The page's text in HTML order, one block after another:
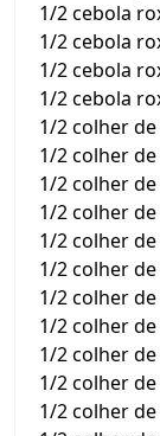
1/2 cebola
1/2 cebola
1/2 cebola
1/2 cebola
1/2 colher
1/2 colher
1/2 colher
1/2 colher
1/2 colher
1/2 colher
1/2 colher
1/2 colher
1/2 colher
1/2 colher
1/2 colher